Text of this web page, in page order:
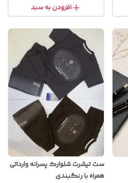
افزودن به سبد
ست تیشرت شلوارک پسرانه وارداتی
همراه با رنگبندی